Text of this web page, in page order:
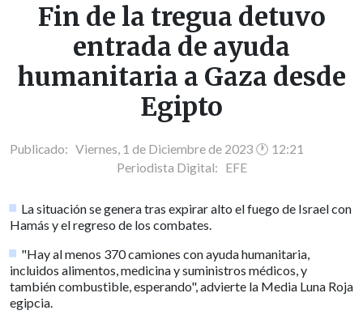
Fin de la tregua detuvo
entrada de ayuda
humanitaria a Gaza desde
Egipto
Publicado: Viernes, 1 de Diciembre de 2023 🕐 12:21
Periodista Digital: EFE
La situación se genera tras expirar alto el fuego de Israel con
Hamás y el regreso de los combates.
"Hay al menos 370 camiones con ayuda humanitaria,
incluidos alimentos, medicina y suministros médicos, y
también combustible, esperando", advierte la Media Luna Roja
egipcia.